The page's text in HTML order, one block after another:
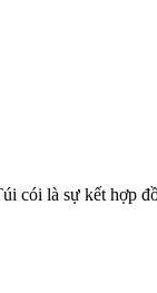
cói là sự kết hợp